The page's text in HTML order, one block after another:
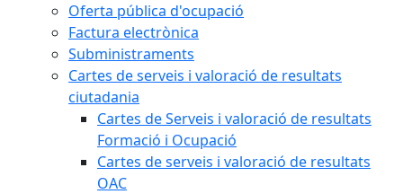
Oferta pública d'ocupació
Factura electrònica
Subministraments
Cartes de serveis i valoració de resultats
ciutadania
Cartes de Serveis i valoració de resultats
Formació i Ocupació
Cartes de serveis i valoració de resultats
OAC